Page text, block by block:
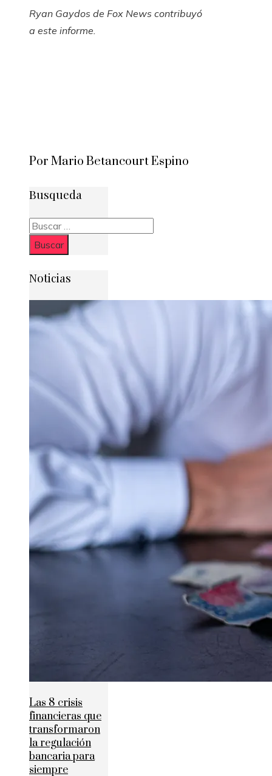
Ryan Gaydos de Fox News contribuyó
a este informe.
Por Mario Betancourt Espino
Busqueda
Buscar:
Noticias
Las 8 crisis
financieras que
transformaron
la regulación
bancaria para
siempre